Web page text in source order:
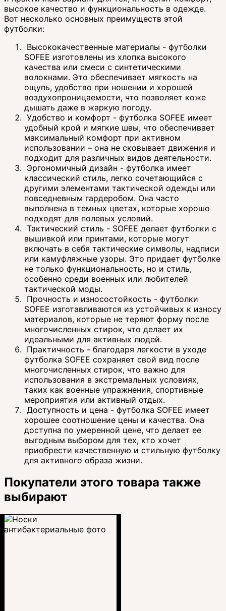
высокое качество и функциональность в одежде.
Вот несколько основных преимуществ этой
футболки:
Высококачественные материалы - футболки
SOFEE изготовлены из хлопка высокого
качества или смеси с синтетическими
волокнами. Это обеспечивает мягкость на
ощупь, удобство при ношении и хорошей
воздухопроницаемости, что позволяет коже
дышать даже в жаркую погоду.
Удобство и комфорт - футболка SOFEE имеет
удобный крой и мягкие швы, что обеспечивает
максимальный комфорт при активном
использовании – она не сковывает движения и
подходит для различных видов деятельности.
Эргономичный дизайн - футболка имеет
классический стиль, легко сочетающийся с
другими элементами тактической одежды или
повседневным гардеробом. Она часто
выполнена в темных цветах, которые хорошо
подходят для полевых условий.
Тактический стиль - SOFEE делает футболки с
вышивкой или принтами, которые могут
включать в себя тактические символы, надписи
или камуфляжные узоры. Это придает футболке
не только функциональность, но и стиль,
особенно среди военных или любителей
тактической моды.
Прочность и износостойкость - футболки
SOFEE изготавливаются из устойчивых к износу
материалов, которые не теряют форму после
многочисленных стирок, что делает их
идеальными для активных людей.
Практичность - благодаря легкости в уходе
футболка SOFEE сохраняет свой вид после
многочисленных стирок, что важно для
использования в экстремальных условиях,
таких как военные упражнения, спортивные
мероприятия или активный отдых.
Доступность и цена - футболка SOFEE имеет
хорошее соотношение цены и качества. Она
доступна по умеренной цене, что делает ее
выгодным выбором для тех, кто хочет
приобрести качественную и стильную футболку
для активного образа жизни.
Покупатели этого товара также
выбирают